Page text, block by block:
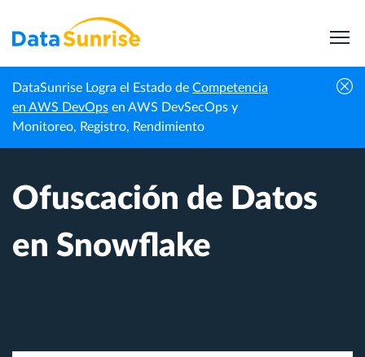
DataSunrise Logra el Estado de Competencia
en AWS DevOps en AWS DevSecOps y
Monitoreo, Registro, Rendimiento
Inicio Centro de Conocimiento Ofuscación de Datos en Snowflake
Ofuscación de Datos
en Snowflake